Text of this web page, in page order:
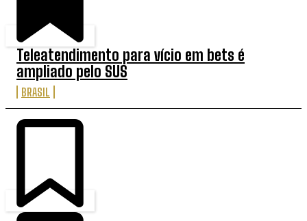
Teleatendimento para vício em bets é
ampliado pelo SUS
BRASIL